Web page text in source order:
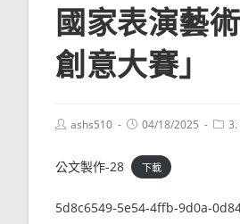
國家表演藝
創意大賽」
Postashs510
Post04/18/2025
Post3.
公文製作-28 下載
5d8c6549-5e54-4ffb-9d0a-